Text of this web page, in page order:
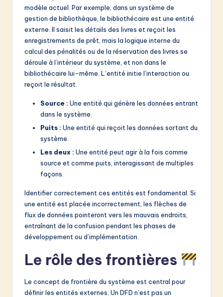
ti
o
modèle actuel. Par exemple, dans un système de
gestion de bibliothèque, le bibliothécaire est une entité
externe. Il saisit les détails des livres et reçoit les
enregistrements de prêt, mais la logique interne du
calcul des pénalités ou de la réservation des livres se
déroule à l’intérieur du système, et non dans le
bibliothécaire lui-même. L’entité initie l’interaction ou
reçoit le résultat.
Source : Une entité qui génère les données entrant
dans le système.
Puits : Une entité qui reçoit les données sortant du
système.
Les deux : Une entité peut agir à la fois comme
source et comme puits, interagissant de multiples
façons.
Identifier correctement ces entités est fondamental. Si
une entité est placée incorrectement, les flèches de
flux de données pointeront vers les mauvais endroits,
entraînant de la confusion pendant les phases de
développement ou d’implémentation.
Le rôle des frontières
Le concept de frontière du système est central pour
définir les entités externes. Un DFD n’est pas un